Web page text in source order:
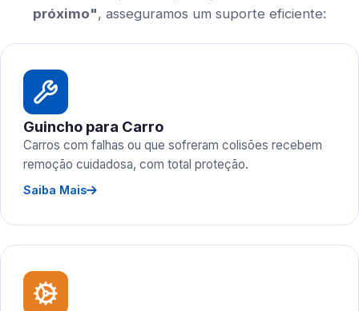
próximo", asseguramos um suporte eficiente:
Guincho para Carro
Carros com falhas ou que sofreram colisões recebem
remoção cuidadosa, com total proteção.
Saiba Mais